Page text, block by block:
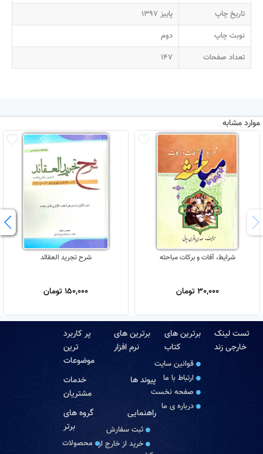
تاریخ چاپ
پاییز 1397
نوبت چاپ
دوم
تعداد صفحات
147
موارد مشابه
شرایط، آفات و برکات مباحثه
30,000 تومان
شرح تجرید العقائد
150,000 تومان
تست لینک
خارجی زند
برترین های
کتاب
قوانین سایت
ارتباط با ما
صفحه نخست
درباره‏ ی ما
برترین های
نرم افزار
پر کاربرد
ترین
موضوعات
پیوند ها
خدمات
مشتریان
راهنمایی
ثبت سفارش
خرید از خارج از
گروه های
برتر
محصولات